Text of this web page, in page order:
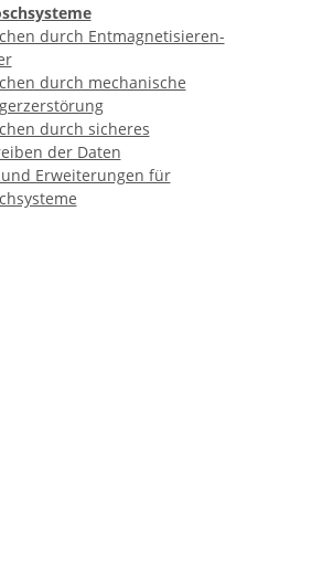
durch Entmagnetisieren-
durch mechanische
durch sicheres
der Daten
Erweiterungen für